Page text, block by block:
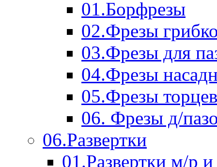
01.Борфрезы
02.Фрезы
03.Фрезы для
04.Фрезы
05.Фрезы
06. Фрезы д/
06.Развертки
01.Развертки м/р